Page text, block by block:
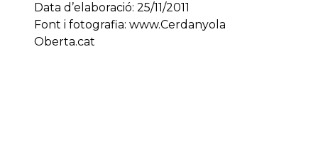
Data d’elaboració: 25/11/2011
Font i fotografia: www.Cerdanyola
Oberta.cat